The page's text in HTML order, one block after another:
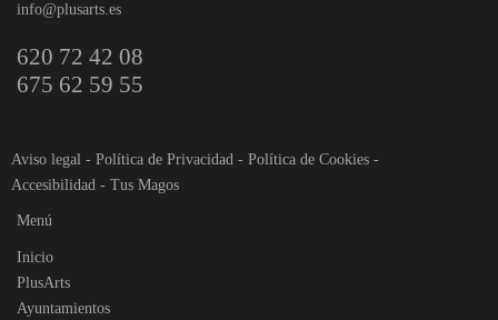
info@plusarts.es
620 72 42 08
675 62 59 55
Aviso legal - Política de Privacidad - Política de Cookies -
Accesibilidad - Tus Magos
Menú
Inicio
PlusArts
Ayuntamientos